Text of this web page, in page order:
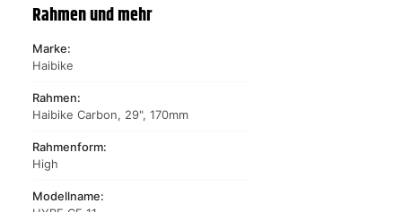
Rahmen und mehr
Marke:
Haibike
Rahmen:
Haibike Carbon, 29", 170mm
Rahmenform:
High
Modellname: